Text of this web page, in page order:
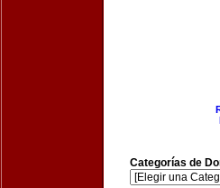
Categorías de